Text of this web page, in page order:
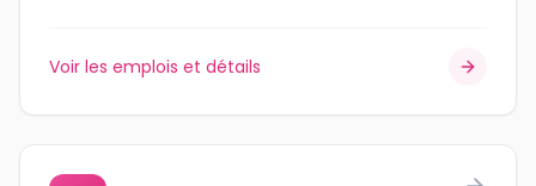
Voir les emplois et détails